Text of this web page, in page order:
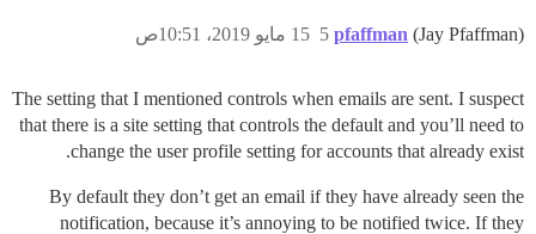
pfaffman (Jay Pfaffman) 15 مايو 2019، 10:51ص 5
The setting that I mentioned controls when emails are sent. I suspect
that there is a site setting that controls the default and you’ll need to
change the user profile setting for accounts that already exist.
By default they don’t get an email if they have already seen the
notification, because it’s annoying to be notified twice. If they